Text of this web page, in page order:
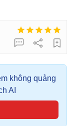
không quảng
AI